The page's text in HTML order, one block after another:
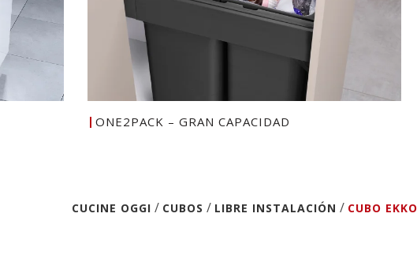
ONE2PACK – GRAN CAPACIDAD
CUCINE OGGI / CUBOS / LIBRE INSTALACIÓN / CUBO EKKO